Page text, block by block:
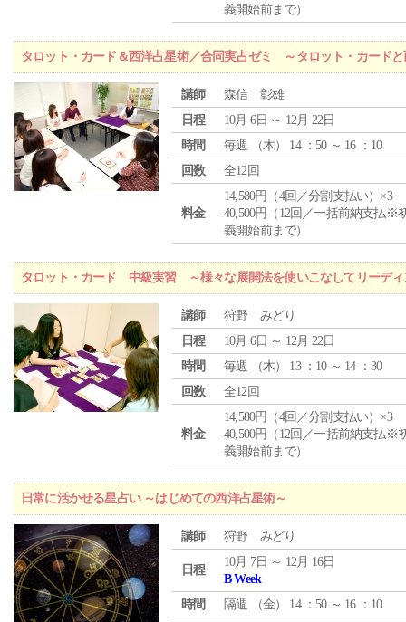
義開始前まで）
タロット・カード＆西洋占星術／合同実占ゼミ ～タロット・カード
講師
森信 彰雄
日程
10月 6日 ～ 12月 22日
時間
毎週 （木） 14 ：50 ～ 16 ：10
回数
全12回
料金
14,580円（4回／分割支払い）×3
40,500円（12回／一括前納支払※
義開始前まで）
タロット・カード 中級実習 ～様々な展開法を使いこなしてリーディ
講師
狩野 みどり
日程
10月 6日 ～ 12月 22日
時間
毎週 （木） 13 ：10 ～ 14 ：30
回数
全12回
料金
14,580円（4回／分割支払い）×3
40,500円（12回／一括前納支払※
義開始前まで）
日常に活かせる星占い ～はじめての西洋占星術～
講師 狩野 みどり
日程
10月 7日 ～ 12月 16日
B Week
時間
隔週 （金） 14 ：50 ～ 16 ：10